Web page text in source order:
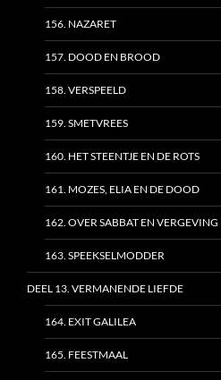
156. NAZARET
157. DOOD EN BROOD
158. VERSPEELD
159. SMETVREES
160. HET STEENTJE EN DE ROTS
161. MOZES, ELIA EN DE DOOD
162. OVER SABBAT EN VERGEVING
163. SPEEKSELMODDER
DEEL 13. VERMANENDE LIEFDE
164. EXIT GALILEA
165. FEESTMAAL